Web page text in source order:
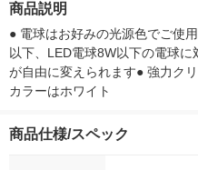
シ） オリジナル
商品説明
● 電球はお好みの光源色でご使
以下、LED電球8W以下の電球
が自由に変えられます● 強力ク
カラーはホワイト
商品仕様/スペック